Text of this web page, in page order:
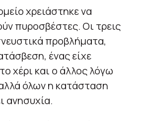
χρειάστηκε να
πυροσβέστες. Οι τρεις
προβλήματα,
ένας είχε
χέρι και ο άλλος λόγω
όλων η κατάσταση
ανησυχία.